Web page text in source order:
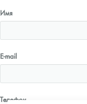
Имя
E-mail
Телефон